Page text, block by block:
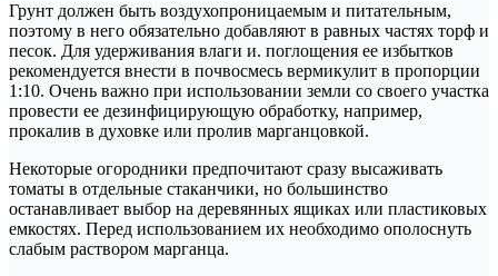
Грунт должен быть воздухопроницаемым и питательным,
поэтому в него обязательно добавляют в равных частях торф и
песок. Для удерживания влаги и. поглощения ее избытков
рекомендуется внести в почвосмесь вермикулит в пропорции
1:10. Очень важно при использовании земли со своего участка
провести ее дезинфицирующую обработку, например,
прокалив в духовке или пролив марганцовкой.
Некоторые огородники предпочитают сразу высаживать
томаты в отдельные стаканчики, но большинство
останавливает выбор на деревянных ящиках или пластиковых
емкостях. Перед использованием их необходимо ополоснуть
слабым раствором марганца.